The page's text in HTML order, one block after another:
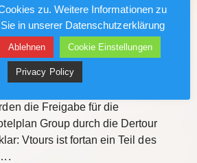
kommt voran
die Freigabe für die
Group durch die Dertour
Vtours ist fortan ein Teil des
zu. Weitere Informationen zu
in unserer Datenschutzerklärung
Ablehnen Cookie Einstellungen
Privacy Policy